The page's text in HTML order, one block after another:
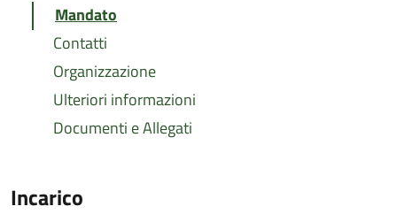
Mandato
Contatti
Organizzazione
Ulteriori informazioni
Documenti e Allegati
Incarico